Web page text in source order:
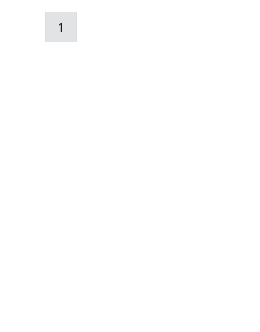
prste prije dodira s partnerom ili tijekom
samozadovol...
1